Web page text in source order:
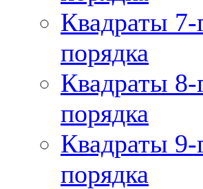
Квадраты 7-
порядка
Квадраты 8-
порядка
Квадраты 9-
порядка